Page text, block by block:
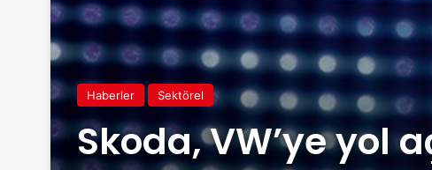
Haberler Sektörel
Skoda, VW’ye yol